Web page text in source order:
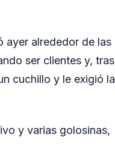
ayer alrededor de las
ser clientes y, tras
cuchillo y le exigió la
y varias golosinas,